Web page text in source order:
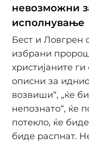
невозможни
исполнување
Бест и Ловгрен
избрани
христијаните
описни за
возвиши“, „ќе
непознато“, ќе
потекло, ќе
биде распнат.